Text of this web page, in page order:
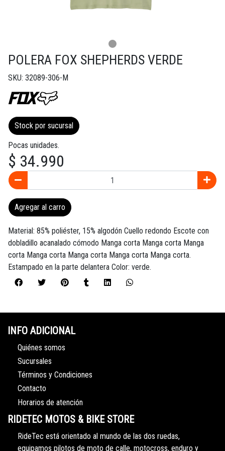
POLERA FOX SHEPHERDS VERDE
SKU: 32089-306-M
Stock por sucursal
Pocas unidades.
$ 34.990
Agregar al carro
Material: 85% poliéster, 15% algodón Cuello redondo Escote con
dobladillo acanalado cómodo Manga corta Manga corta Manga
corta Manga corta Manga corta Manga corta Manga corta.
Estampado en la parte delantera Color: verde.
INFO ADICIONAL
Quiénes somos
Sucursales
Términos y Condiciones
Contacto
Horarios de atención
RIDETEC MOTOS & BIKE STORE
RideTec está orientado al mundo de las dos ruedas,
equipamos pilotos de moto de calle, motocross, enduro y